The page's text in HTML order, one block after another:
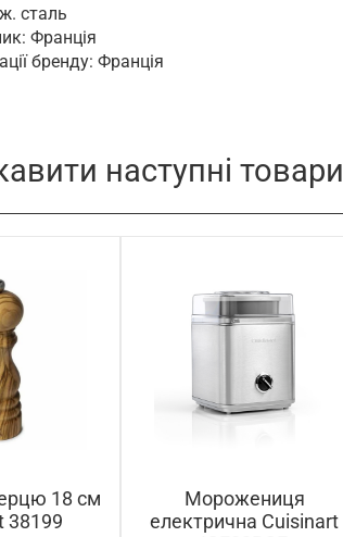
сталь
Франція
бренду: Франція
наступні товари
18 см
38199
Морожениця
електрична Cuisinart